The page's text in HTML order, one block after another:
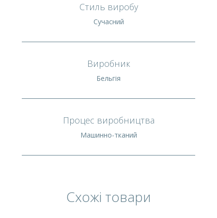
Стиль виробу
Сучасний
Виробник
Бельгія
Процес виробництва
Машинно-тканий
Схожі товари